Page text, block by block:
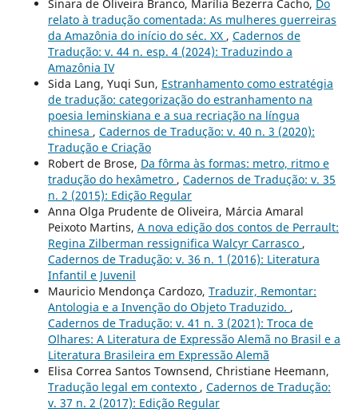
Sinara de Oliveira Branco, Marília Bezerra Cacho, Do
relato à tradução comentada: As mulheres guerreiras
da Amazônia do início do séc. XX , Cadernos de
Tradução: v. 44 n. esp. 4 (2024): Traduzindo a
Amazônia IV
Sida Lang, Yuqi Sun, Estranhamento como estratégia
de tradução: categorização do estranhamento na
poesia leminskiana e a sua recriação na língua
chinesa , Cadernos de Tradução: v. 40 n. 3 (2020):
Tradução e Criação
Robert de Brose, Da fôrma às formas: metro, ritmo e
tradução do hexâmetro , Cadernos de Tradução: v. 35
n. 2 (2015): Edição Regular
Anna Olga Prudente de Oliveira, Márcia Amaral
Peixoto Martins, A nova edição dos contos de Perrault:
Regina Zilberman ressignifica Walcyr Carrasco ,
Cadernos de Tradução: v. 36 n. 1 (2016): Literatura
Infantil e Juvenil
Mauricio Mendonça Cardozo, Traduzir, Remontar:
Antologia e a Invenção do Objeto Traduzido. ,
Cadernos de Tradução: v. 41 n. 3 (2021): Troca de
Olhares: A Literatura de Expressão Alemã no Brasil e a
Literatura Brasileira em Expressão Alemã
Elisa Correa Santos Townsend, Christiane Heemann,
Tradução legal em contexto , Cadernos de Tradução:
v. 37 n. 2 (2017): Edição Regular